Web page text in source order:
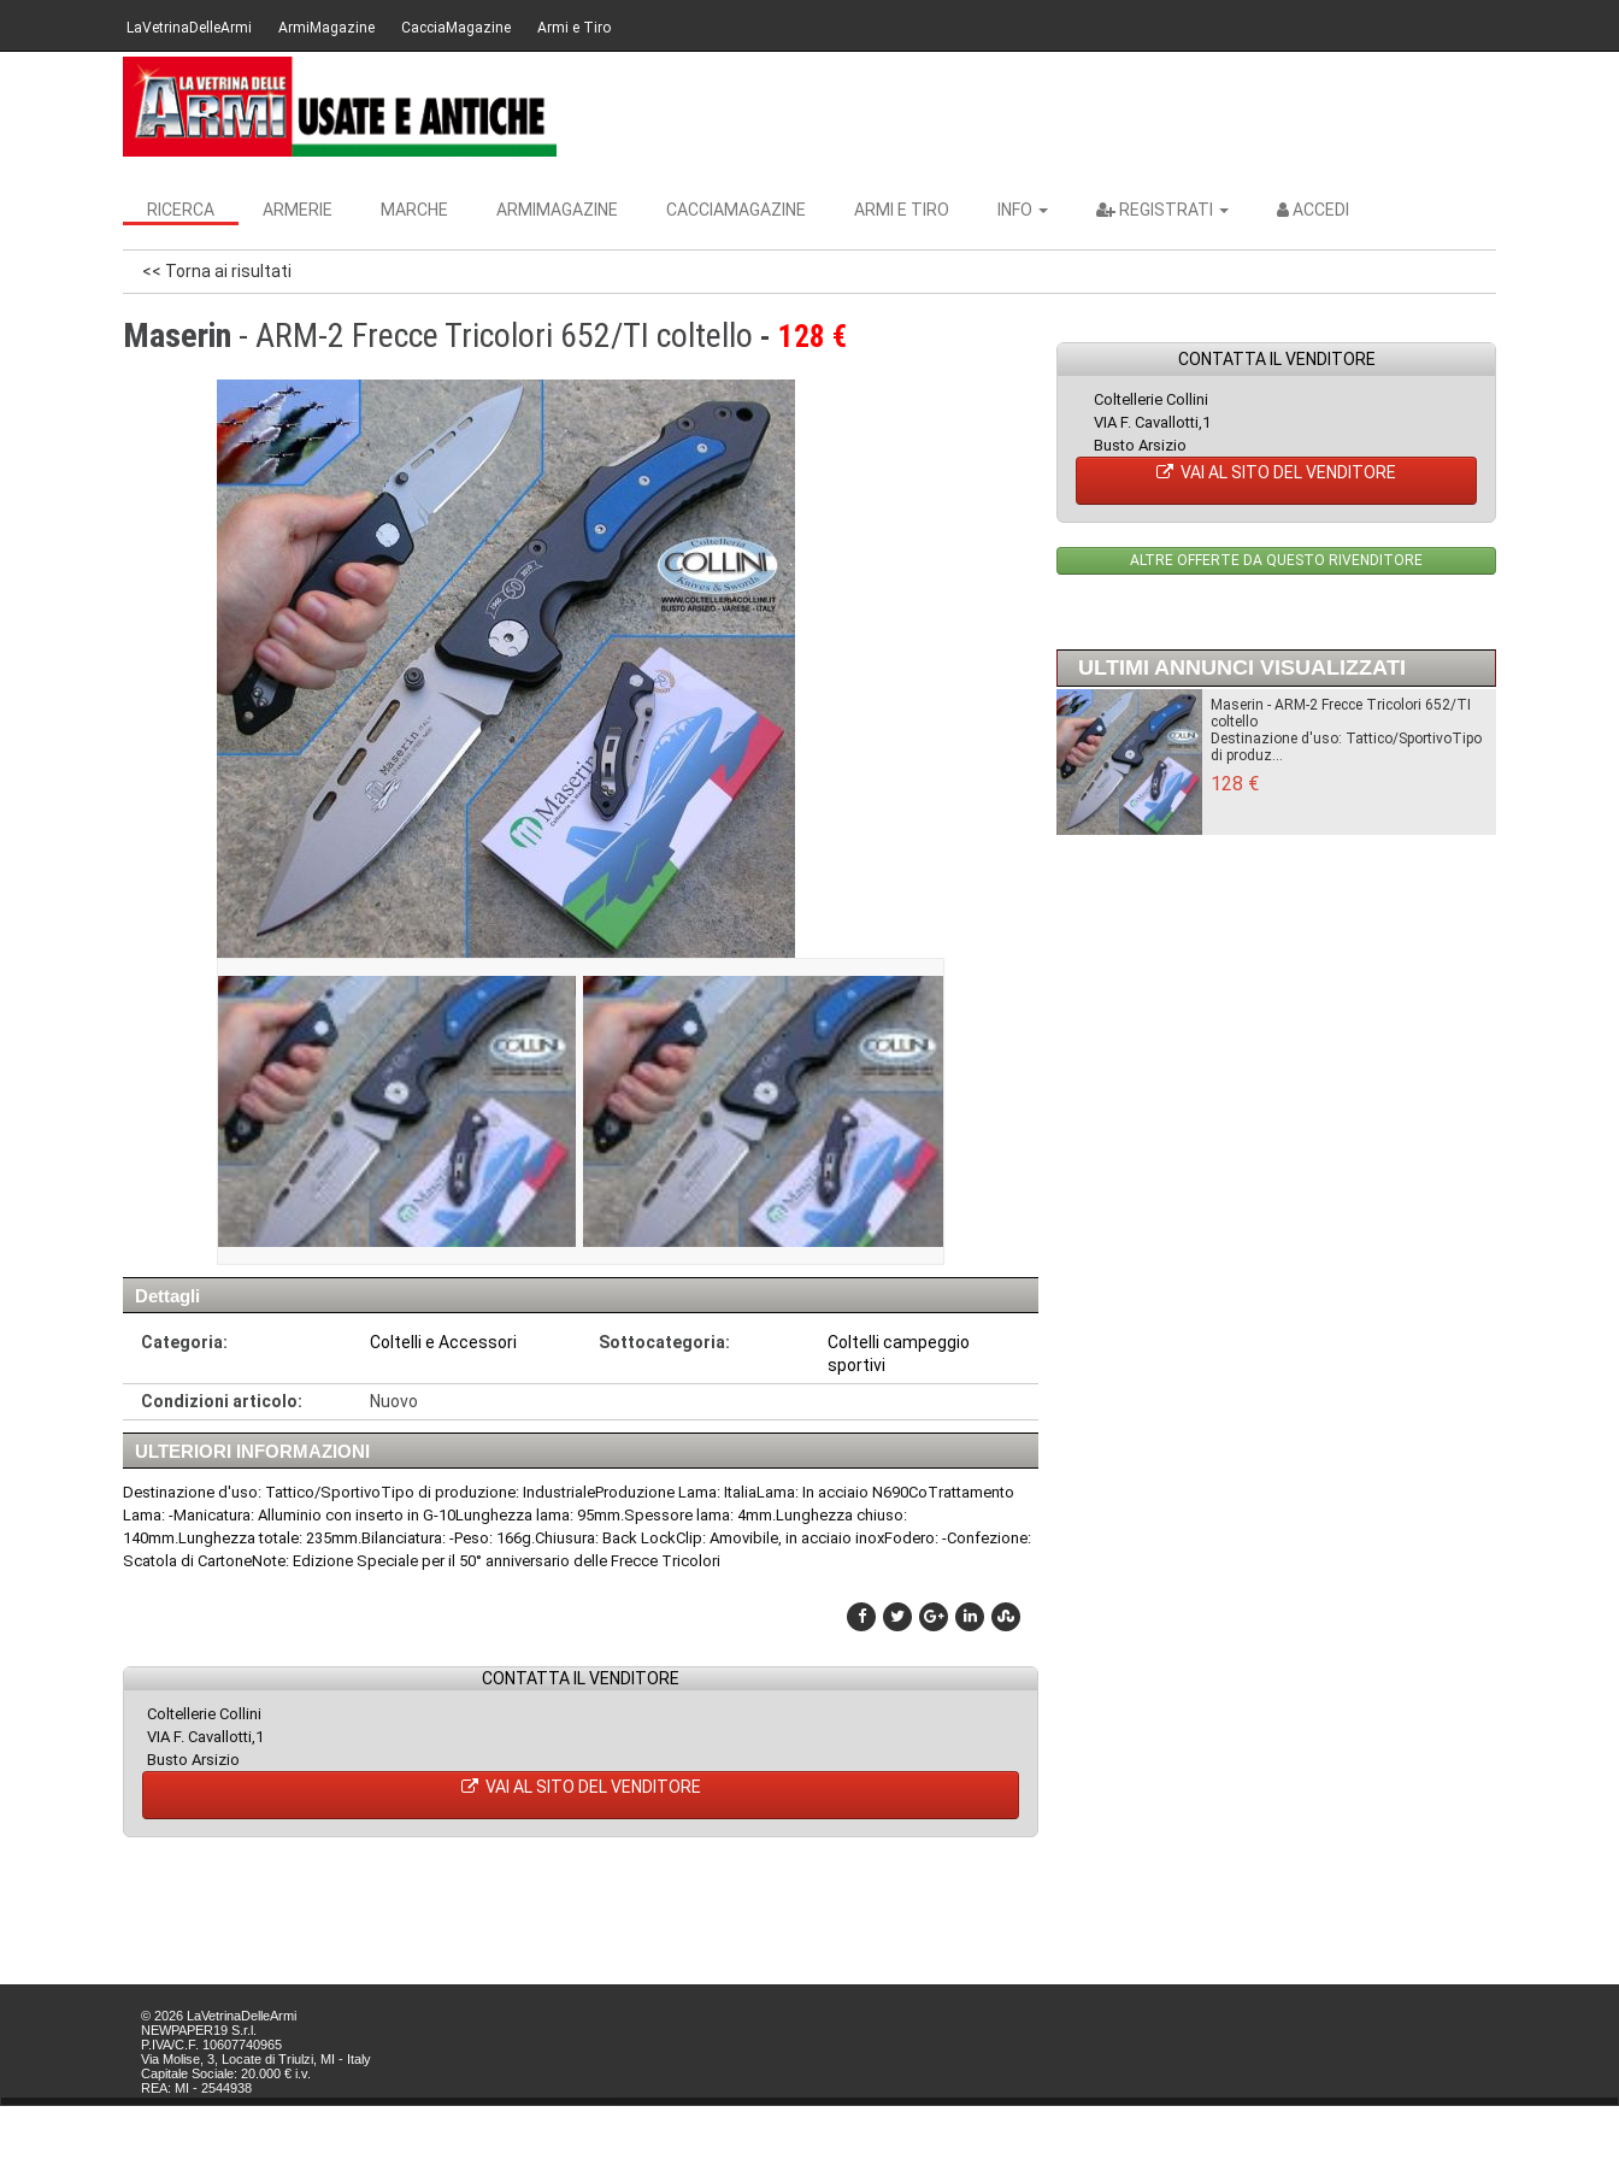
LaVetrinaDelleArmi ArmiMagazine CacciaMagazine Armi e Tiro
RICERCA ARMERIE MARCHE ARMIMAGAZINE CACCIAMAGAZINE ARMI E TIRO INFO REGISTRATI ACCEDI
<< Torna ai risultati
Maserin - ARM-2 Frecce Tricolori 652/TI coltello 128 €
Dettagli
Categoria: Coltelli e Accessori Sottocategoria:
Coltelli campeggio
sportivi
Condizioni articolo:
Nuovo
ULTERIORI INFORMAZIONI
Destinazione d'uso: Tattico/SportivoTipo di produzione: IndustrialeProduzione Lama: ItaliaLama: In acciaio N690CoTrattamento
Lama: -Manicatura: Alluminio con inserto in G-10Lunghezza lama: 95mm.Spessore lama: 4mm.Lunghezza chiuso:
140mm.Lunghezza totale: 235mm.Bilanciatura: -Peso: 166g.Chiusura: Back LockClip: Amovibile, in acciaio inoxFodero: -Confezione:
Scatola di CartoneNote: Edizione Speciale per il 50° anniversario delle Frecce Tricolori
CONTATTA IL VENDITORE
Coltellerie Collini
VIA F. Cavallotti,1
Busto Arsizio
VAI AL SITO DEL VENDITORE
CONTATTA IL VENDITORE
Coltellerie Collini
VIA F. Cavallotti,1
Busto Arsizio
VAI AL SITO DEL VENDITORE
ALTRE OFFERTE DA QUESTO RIVENDITORE
ULTIMI ANNUNCI VISUALIZZATI
Maserin - ARM-2 Frecce Tricolori 652/TI
coltello
Destinazione d'uso: Tattico/SportivoTipo
di produz...
128 €
© 2026 LaVetrinaDelleArmi
NEWPAPER19 S.r.l.
P.IVA/C.F. 10607740965
Via Molise, 3, Locate di Triulzi, MI - Italy
Capitale Sociale: 20.000 € i.v.
REA: MI - 2544938